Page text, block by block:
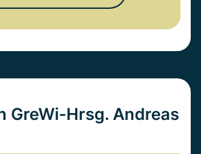
GreWi-Hrsg. Andreas